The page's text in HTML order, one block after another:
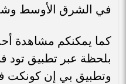
في الشرق الأوسط
كما يمكنكم مشاهدة
بلحظة عبر تطبيق تود
وتطبيق بي إن كونكت